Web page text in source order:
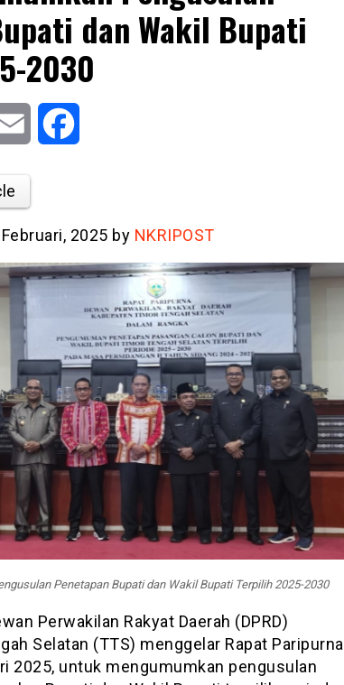
dan Wakil Bupati
2030
Email
2025 by NKRIPOST
Penetapan Bupati dan Wakil Bupati Terpilih 2025-2030
Perwakilan Rakyat Daerah (DPRD)
Selatan (TTS) menggelar Rapat Paripurna
2025, untuk mengumumkan pengusulan